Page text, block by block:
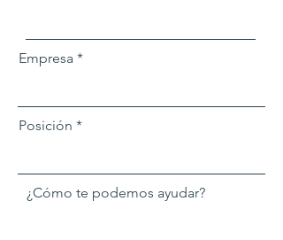
Empresa
Posición
¿Cómo te podemos ayudar?